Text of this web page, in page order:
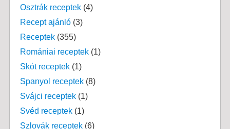
Osztrák receptek(4)
Recept ajánló(3)
Receptek(355)
Romániai receptek(1)
Skót receptek(1)
Spanyol receptek(8)
Svájci receptek(1)
Svéd receptek(1)
Szlovák receptek(6)